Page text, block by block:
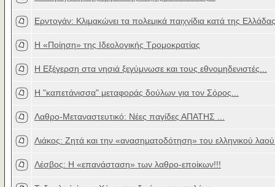
Ερντογάν: Κλιμακώνει τα πολεμικά παιχνίδια κατά της Ελλάδας
Η «Ποίηση» της Ιδεολογικής Τρομοκρατίας
Η Εξέγερση στα νησιά ξεγύμνωσε και τους εθνομηδενιστές...
Η "καπετάνισσα" μεταφοράς δούλων για τον Σόρος...
Λαθρο-Μεταναστευτικό: Νέες παγίδες ΑΠΑΤΗΣ ...
Λιάκος: Ζητά και την «ανασηματοδότηση» του ελληνικού
Λέσβος: Η «επανάσταση» των λαθρο-εποίκων!!!